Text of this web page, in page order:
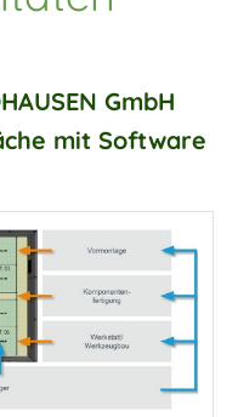
GmbH
mit Software